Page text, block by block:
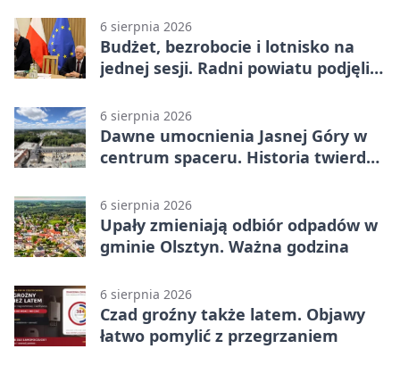
meczu III rundy eliminacji
6 sierpnia 2026
Budżet, bezrobocie i lotnisko na
jednej sesji. Radni powiatu podjęli
6 sierpnia 2026
Dawne umocnienia Jasnej Góry w
centrum spaceru. Historia twierdzy
6 sierpnia 2026
Upały zmieniają odbiór odpadów w
gminie Olsztyn. Ważna godzina
6 sierpnia 2026
Czad groźny także latem. Objawy
łatwo pomylić z przegrzaniem